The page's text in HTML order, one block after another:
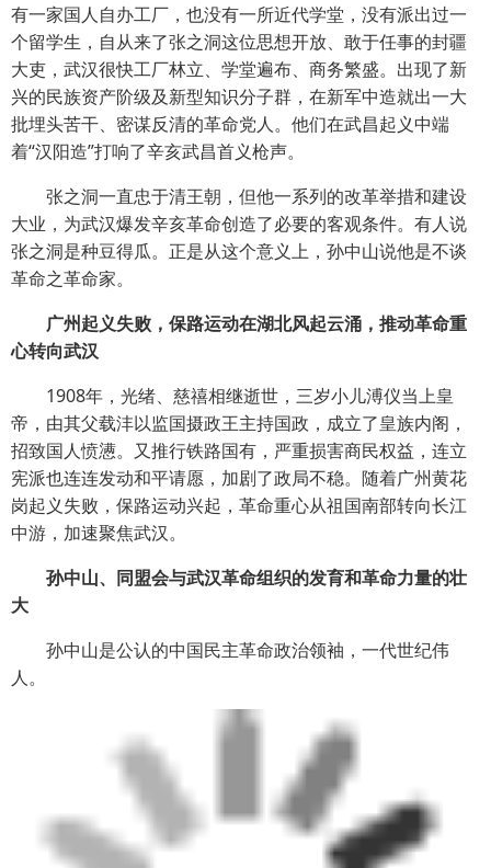
有一家国人自办工厂，也没有一所近代学堂，没有派出过一
个留学生，自从来了张之洞这位思想开放、敢于任事的封疆
大吏，武汉很快工厂林立、学堂遍布、商务繁盛。出现了新
兴的民族资产阶级及新型知识分子群，在新军中造就出一大
批埋头苦干、密谋反清的革命党人。他们在武昌起义中端
着“汉阳造”打响了辛亥武昌首义枪声。
张之洞一直忠于清王朝，但他一系列的改革举措和建设
大业，为武汉爆发辛亥革命创造了必要的客观条件。有人说
张之洞是种豆得瓜。正是从这个意义上，孙中山说他是不谈
革命之革命家。
广州起义失败，保路运动在湖北风起云涌，推动革命重
心转向武汉
1908年，光绪、慈禧相继逝世，三岁小儿溥仪当上皇
帝，由其父载沣以监国摄政王主持国政，成立了皇族内阁，
招致国人愤懑。又推行铁路国有，严重损害商民权益，连立
宪派也连连发动和平请愿，加剧了政局不稳。随着广州黄花
岗起义失败，保路运动兴起，革命重心从祖国南部转向长江
中游，加速聚焦武汉。
孙中山、同盟会与武汉革命组织的发育和革命力量的壮
大
孙中山是公认的中国民主革命政治领袖，一代世纪伟
人。